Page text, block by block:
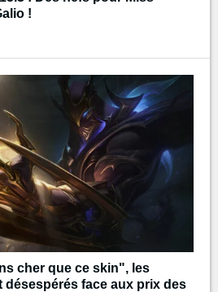
!
cher que ce skin", les
face aux prix des